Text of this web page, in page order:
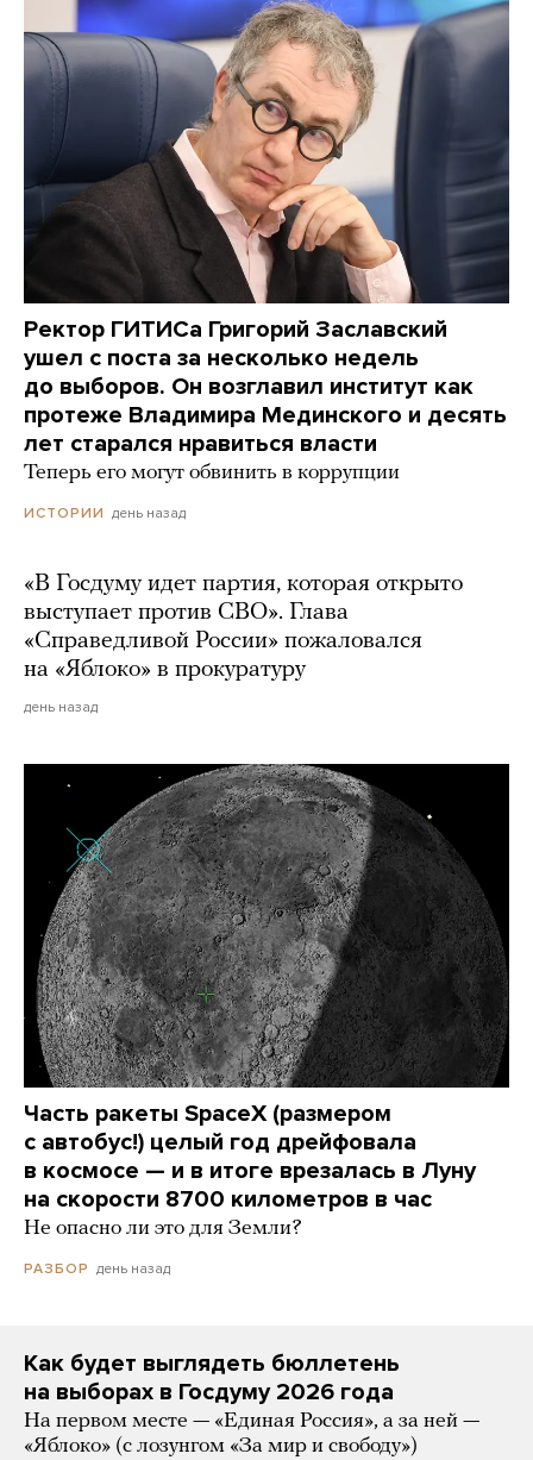
Ректор ГИТИСа Григорий Заславский
ушел с поста за несколько недель
до выборов. Он возглавил институт как
протеже Владимира Мединского и десять
лет старался нравиться власти
Теперь его могут обвинить в коррупции
ИСТОРИИ день назад
«В Госдуму идет партия, которая открыто
выступает против СВО». Глава
«Справедливой России» пожаловался
на «Яблоко» в прокуратуру
день назад
Часть ракеты SpaceX (размером
с автобус!) целый год дрейфовала
в космосе — и в итоге врезалась в Луну
на скорости 8700 километров в час
Не опасно ли это для Земли?
РАЗБОР день назад
Как будет выглядеть бюллетень
на выборах в Госдуму 2026 года
На первом месте — «Единая Россия», а за ней —
«Яблоко» (с лозунгом «За мир и свободу»)